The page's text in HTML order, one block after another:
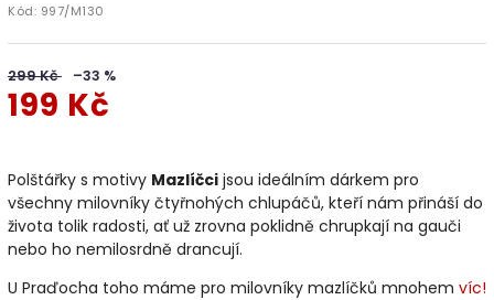
Kód: 997/M130
299 Kč –33 %
199 Kč
Polštářky s motivy Mazlíčci jsou ideálním dárkem pro
všechny milovníky čtyřnohých chlupáčů, kteří nám přináší do
života tolik radosti, ať už zrovna poklidně chrupkají na gauči
nebo ho nemilosrdně drancují.
U Praďocha toho máme pro milovníky mazlíčků mnohem víc!